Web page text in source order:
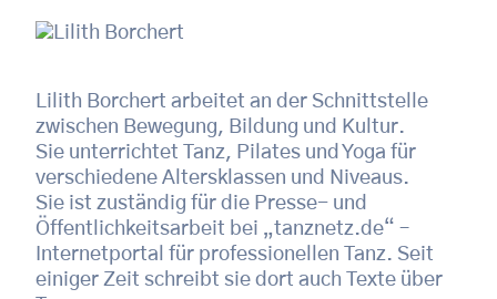
Lilith Borchert arbeitet an der Schnittstelle
zwischen Bewegung, Bildung und Kultur.
Sie unterrichtet Tanz, Pilates und Yoga für
verschiedene Altersklassen und Niveaus.
Sie ist zuständig für die Presse- und
Öffentlichkeitsarbeit bei „tanznetz.de“ –
Internetportal für professionellen Tanz. Seit
einiger Zeit schreibt sie dort auch Texte über